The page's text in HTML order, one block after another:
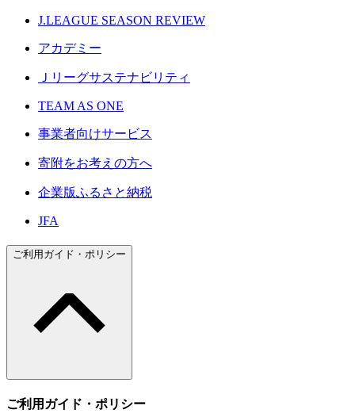
J.LEAGUE SEASON REVIEW
アカデミー
Ｊリーグサステナビリティ
TEAM AS ONE
事業者向けサービス
寄附をお考えの方へ
企業版ふるさと納税
JFA
ご利用ガイド・ポリシー
ご利用ガイド・ポリシー